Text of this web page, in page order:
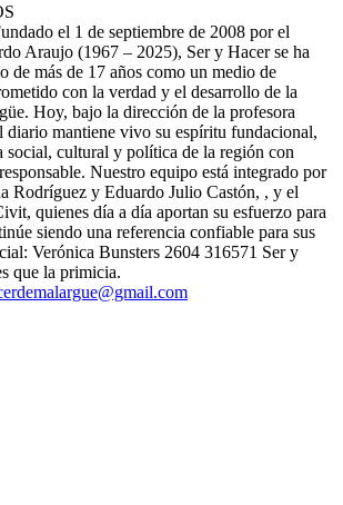
el 1 de septiembre de 2008 por el
Araujo (1967 – 2025), Ser y Hacer se ha
de más de 17 años como un medio de
con la verdad y el desarrollo de la
Hoy, bajo la dirección de la profesora
diario mantiene vivo su espíritu fundacional,
social, cultural y política de la región con
Nuestro equipo está integrado por
Rodríguez y Eduardo Julio Castón, , y el
quienes día a día aportan su esfuerzo para
siendo una referencia confiable para sus
Verónica Bunsters 2604 316571 Ser y
que la primicia.